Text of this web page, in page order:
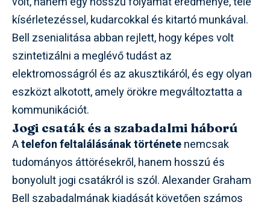
kísérletezéssel, kudarcokkal és kitartó munkával.
Bell zsenialitása abban rejlett, hogy képes volt
szintetizálni a meglévő tudást az
elektromosságról és az akusztikáról, és egy olyan
eszközt alkotott, amely örökre megváltoztatta a
kommunikációt.
Jogi csaták és a szabadalmi háború
Atelefon feltalálásának történetenemcsak
tudományos áttörésekről, hanem hosszú és
bonyolult jogi csatákról is szól. Alexander Graham
Bell szabadalmának kiadását követően számos